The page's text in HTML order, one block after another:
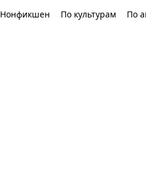
Нонфикшен По культурам По